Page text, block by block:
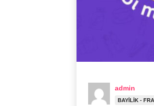
admin
BAYILIK -